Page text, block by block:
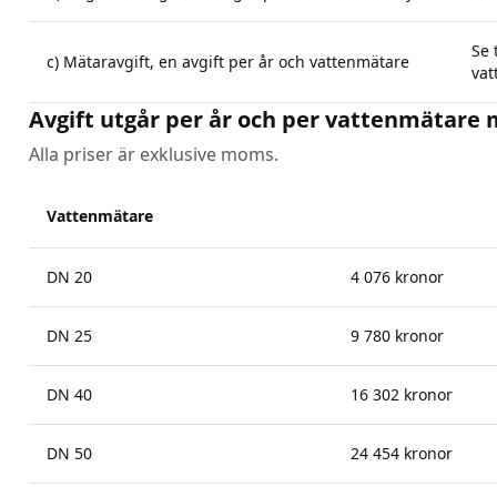
c) Mätaravgift, en avgift per år och vattenmätare
Se
Avgift utgår per år och per vattenmätare
Alla priser är exklusive moms.
Vattenmätare
DN 20 4 076 kronor
DN 25 9 780 kronor
DN 40 16 302 kronor
DN 50 24 454 kronor